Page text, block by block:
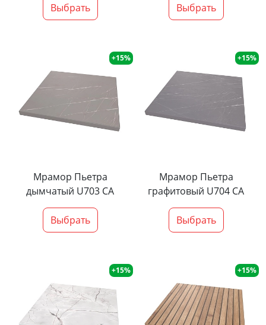
Выбрать Выбрать
+15%
Мрамор Пьетра
дымчатый U703 CA
Выбрать
+15%
Мрамор Пьетра
графитовый U704 CA
Выбрать
+15% +15%